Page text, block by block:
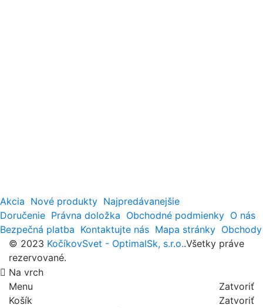
Akcia Nové produkty Najpredávanejšie
Doručenie Právna doložka Obchodné podmienky O nás
Bezpečná platba Kontaktujte nás Mapa stránky Obchody
© 2023 KočíkovSvet - OptimalSk, s.r.o..Všetky práve
rezervované.
Na vrch
Menu
Zatvoriť
Košík
Zatvoriť